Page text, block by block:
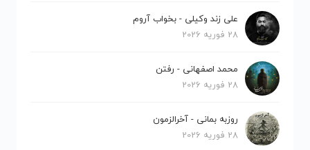
علی زند وکیلی - بخواب آروم
28 فوریه 2026
محمد اصفهانی - رفتن
28 فوریه 2026
روزبه بمانی - آخرالزمون
28 فوریه 2026